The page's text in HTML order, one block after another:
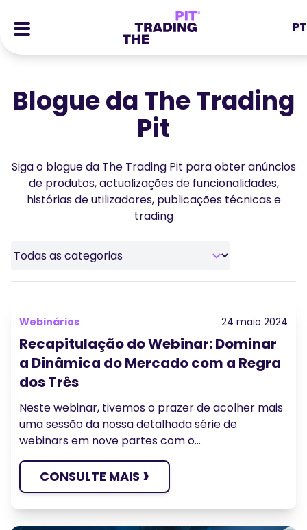
Futuros
Recompensas
Ferramentas
FERRAMENTAS EDUCATIVAS
Podcasts
Glossário
FERRAMENTAS DE NEGOCIAÇÃO
CALENDÁRIO ECONÓMICO
Horário de Feriados do Mercado
Centro de Ajuda
Conecte-se Inscrever-se
PT
DE
ES
IT
AR
VI
Blogue da The Trading
Pit
Siga o blogue da The Trading Pit para obter anúncios
de produtos, actualizações de funcionalidades,
histórias de utilizadores, publicações técnicas e
trading
Webinários 24 maio 2024
Recapitulação do Webinar: Dominar
a Dinâmica do Mercado com a Regra
dos Três
Neste webinar, tivemos o prazer de acolher mais
uma sessão da nossa detalhada série de
webinars em nove partes com o...
CONSULTE MAIS ›